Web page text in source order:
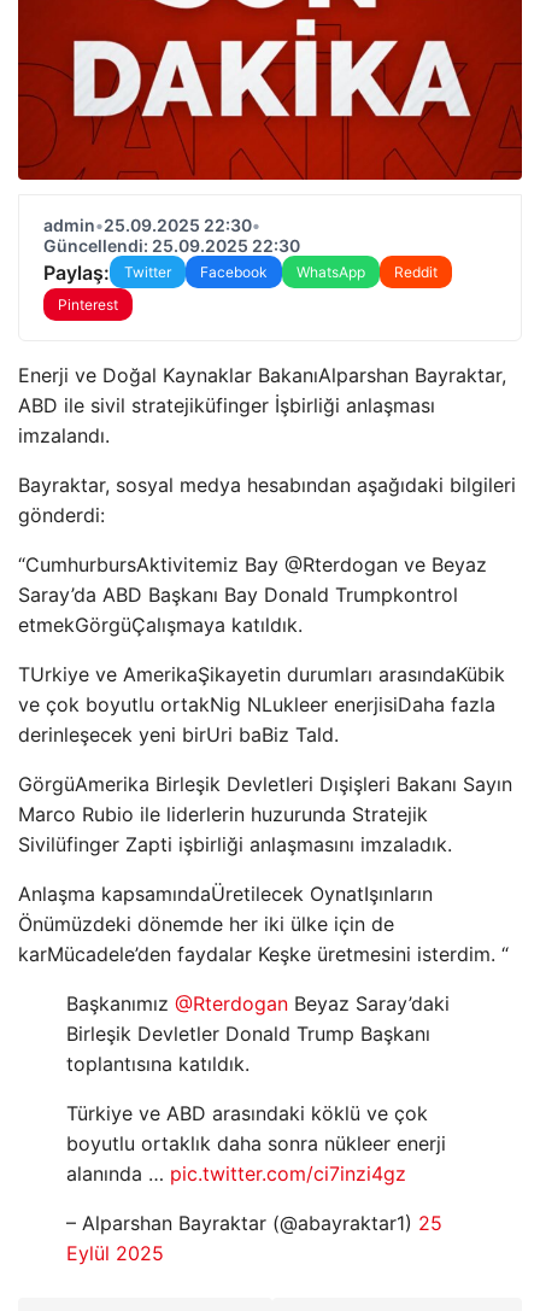
admin•25.09.2025 22:30•
Güncellendi: 25.09.2025 22:30
Paylaş: Twitter Facebook WhatsApp
Reddit
Pinterest
Enerji ve Doğal Kaynaklar BakanıAlparshan Bayraktar,
ABD ile sivil stratejiküfinger İşbirliği anlaşması
imzalandı.
Bayraktar, sosyal medya hesabından aşağıdaki bilgileri
gönderdi:
“CumhurbursAktivitemiz Bay @Rterdogan ve Beyaz
Saray’da ABD Başkanı Bay Donald Trumpkontrol
etmekGörgüÇalışmaya katıldık.
TUrkiye ve AmerikaŞikayetin durumları arasındaKübik
ve çok boyutlu ortakNig NLukleer enerjisiDaha fazla
derinleşecek yeni birUri baBiz Tald.
GörgüAmerika Birleşik Devletleri Dışişleri Bakanı Sayın
Marco Rubio ile liderlerin huzurunda Stratejik
Sivilüfinger Zapti işbirliği anlaşmasını imzaladık.
Anlaşma kapsamındaÜretilecek OynatIşınların
Önümüzdeki dönemde her iki ülke için de
karMücadele’den faydalar Keşke üretmesini isterdim. “
Başkanımız @Rterdogan Beyaz Saray’daki
Birleşik Devletler Donald Trump Başkanı
toplantısına katıldık.
Türkiye ve ABD arasındaki köklü ve çok
boyutlu ortaklık daha sonra nükleer enerji
alanında … pic.twitter.com/ci7inzi4gz
– Alparshan Bayraktar (@abayraktar1) 25
Eylül 2025